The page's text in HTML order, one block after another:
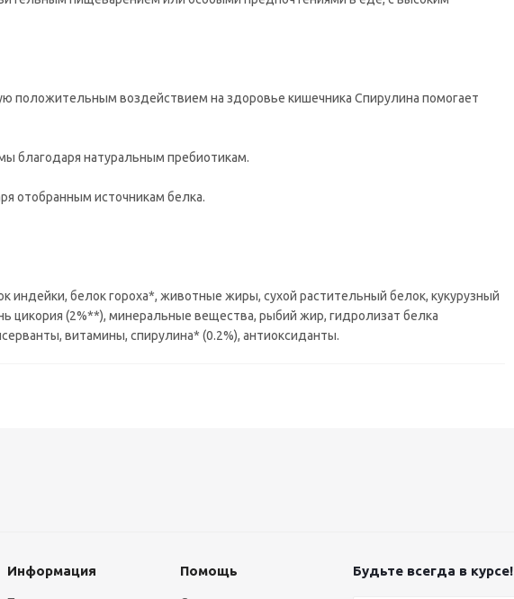
положительным воздействием на здоровье кишечника Спирулина помогает
благодаря натуральным пребиотикам.
отобранным источникам белка.
индейки, белок гороха*, животные жиры, сухой растительный белок, кукурузный
цикория (2%**), минеральные вещества, рыбий жир, гидролизат белка
витамины, спирулина* (0.2%), антиоксиданты.
Информация Помощь Будьте всегда в курсе!